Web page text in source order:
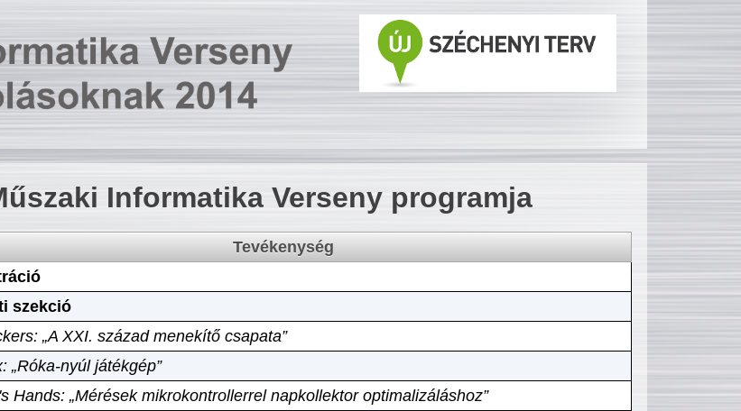
Informatika Verseny programja
Tevékenység
szekció
„A XXI. század menekítő csapata”
„Róka-nyúl játékgép”
Hands: „Mérések mikrokontrollerrel napkollektor optimalizáláshoz”